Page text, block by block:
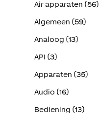
Air apparaten (56)
Algemeen (59)
Analoog (13)
API (3)
Apparaten (35)
Audio (16)
Bediening (13)